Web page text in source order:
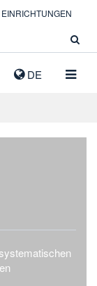
DE
EINRICHTUNGEN